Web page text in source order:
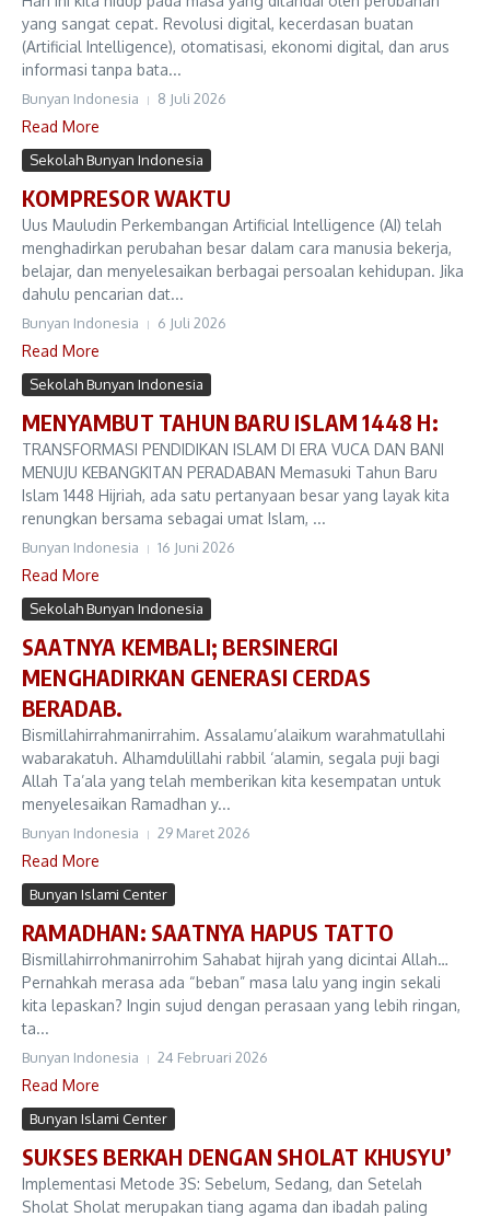
yang sangat cepat. Revolusi digital, kecerdasan buatan
(Artificial Intelligence), otomatisasi, ekonomi digital, dan arus
informasi tanpa bata...
Bunyan Indonesia 8 Juli 2026
Read More
Sekolah Bunyan Indonesia
KOMPRESOR WAKTU
Uus Mauludin Perkembangan Artificial Intelligence (AI) telah
menghadirkan perubahan besar dalam cara manusia bekerja,
belajar, dan menyelesaikan berbagai persoalan kehidupan. Jika
dahulu pencarian dat...
Bunyan Indonesia 6 Juli 2026
Read More
Sekolah Bunyan Indonesia
MENYAMBUT TAHUN BARU ISLAM 1448 H:
TRANSFORMASI PENDIDIKAN ISLAM DI ERA VUCA DAN BANI
MENUJU KEBANGKITAN PERADABAN Memasuki Tahun Baru
Islam 1448 Hijriah, ada satu pertanyaan besar yang layak kita
renungkan bersama sebagai umat Islam, ...
Bunyan Indonesia 16 Juni 2026
Read More
Sekolah Bunyan Indonesia
SAATNYA KEMBALI; BERSINERGI
MENGHADIRKAN GENERASI CERDAS
BERADAB.
Bismillahirrahmanirrahim. Assalamu’alaikum warahmatullahi
wabarakatuh. Alhamdulillahi rabbil ‘alamin, segala puji bagi
Allah Ta’ala yang telah memberikan kita kesempatan untuk
menyelesaikan Ramadhan y...
Bunyan Indonesia 29 Maret 2026
Read More
Bunyan Islami Center
RAMADHAN: SAATNYA HAPUS TATTO
Bismillahirrohmanirrohim Sahabat hijrah yang dicintai Allah…
Pernahkah merasa ada “beban” masa lalu yang ingin sekali
kita lepaskan? Ingin sujud dengan perasaan yang lebih ringan,
ta...
Bunyan Indonesia 24 Februari 2026
Read More
Bunyan Islami Center
SUKSES BERKAH DENGAN SHOLAT KHUSYU’
Implementasi Metode 3S: Sebelum, Sedang, dan Setelah
Sholat Sholat merupakan tiang agama dan ibadah paling